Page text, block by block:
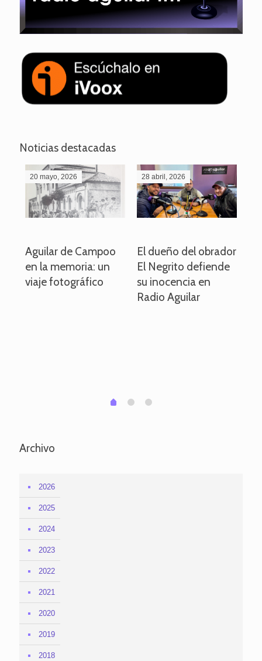
Noticias destacadas
20 mayo, 2026
Aguilar de Campoo
en la memoria: un
viaje fotográfico
28 abril, 2026
El dueño del obrador
El Negrito defiende
su inocencia en
Radio Aguilar
0 1 2
Archivo
2026
2025
2024
2023
2022
2021
2020
2019
2018